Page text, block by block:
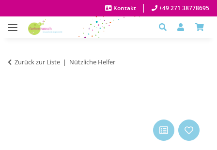
Kontakt +49 271 38778695
Zurück zur Liste Nützliche Helfer